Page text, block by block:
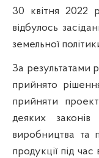
30 квітня 2022
відбулось
земельної
За результатами
прийнято
прийняти
деяких
виробництва та
продукції під